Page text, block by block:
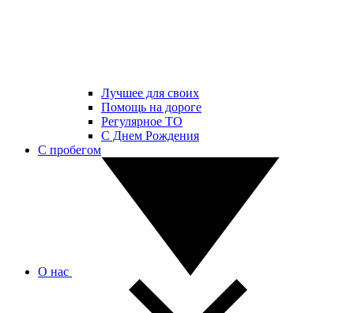
Лучшее для своих
Помощь на дороге
Регулярное ТО
С Днем Рождения
С пробегом
О нас